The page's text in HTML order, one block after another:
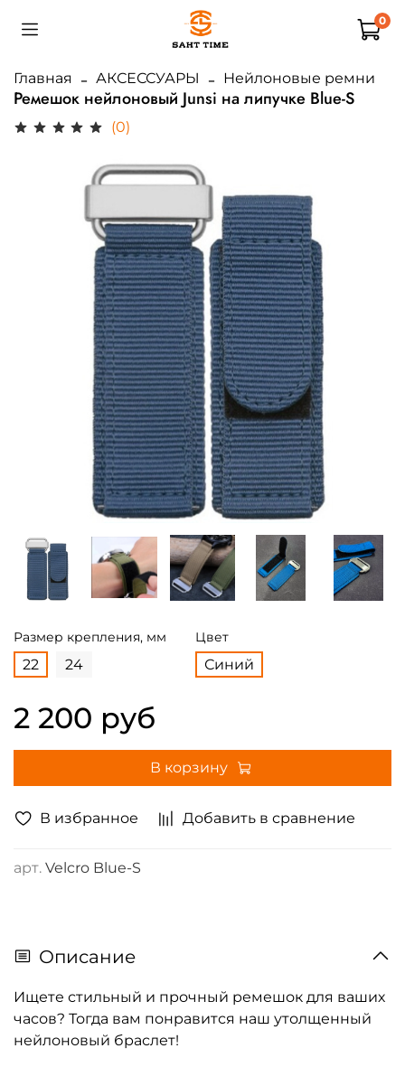
0
Главная АКСЕССУАРЫ Нейлоновые ремни
Ремешок нейлоновый Junsi на липучке Blue-S
(0)
В избранное Добавить в сравнение
арт. Velcro Blue-S
Размер крепления, мм
22 24
Цвет
Синий
2 200 руб
В корзину
Описание
Ищете стильный и прочный ремешок для ваших
часов? Тогда вам понравится наш утолщенный
нейлоновый браслет!